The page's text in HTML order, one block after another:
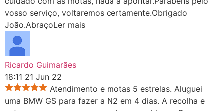
vosso serviço, voltaremos certamente.Obrigado
João.AbraçoLer mais
Ricardo Guimarães
18:11 21 Jun 22
Atendimento e motas 5 estrelas. Aluguei
uma BMW GS para fazer a N2 em 4 dias. A recolha e